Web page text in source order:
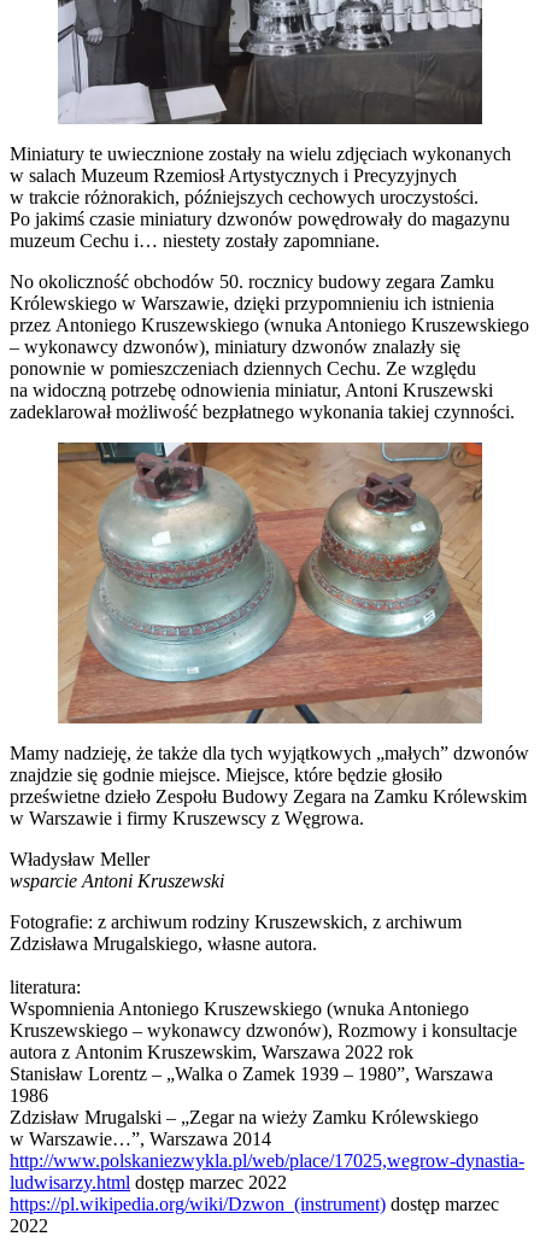
Miniatury te uwiecznione zostały na wielu zdjęciach wykonanych
w salach Muzeum Rzemiosł Artystycznych i Precyzyjnych
w trakcie różnorakich, późniejszych cechowych uroczystości.
Po jakimś czasie miniatury dzwonów powędrowały do magazynu
muzeum Cechu i… niestety zostały zapomniane.
No okoliczność obchodów 50. rocznicy budowy zegara Zamku
Królewskiego w Warszawie, dzięki przypomnieniu ich istnienia
przez Antoniego Kruszewskiego (wnuka Antoniego Kruszewskiego
– wykonawcy dzwonów), miniatury dzwonów znalazły się
ponownie w pomieszczeniach dziennych Cechu. Ze względu
na widoczną potrzebę odnowienia miniatur, Antoni Kruszewski
zadeklarował możliwość bezpłatnego wykonania takiej czynności.
Mamy nadzieję, że także dla tych wyjątkowych „małych” dzwonów
znajdzie się godnie miejsce. Miejsce, które będzie głosiło
prześwietne dzieło Zespołu Budowy Zegara na Zamku Królewskim
w Warszawie i firmy Kruszewscy z Węgrowa.
Władysław Meller
wsparcie Antoni Kruszewski
Fotografie: z archiwum rodziny Kruszewskich, z archiwum
Zdzisława Mrugalskiego, własne autora.
literatura:
Wspomnienia Antoniego Kruszewskiego (wnuka Antoniego
Kruszewskiego – wykonawcy dzwonów), Rozmowy i konsultacje
autora z Antonim Kruszewskim, Warszawa 2022 rok
Stanisław Lorentz – „Walka o Zamek 1939 – 1980”, Warszawa
1986
Zdzisław Mrugalski – „Zegar na wieży Zamku Królewskiego
w Warszawie…”, Warszawa 2014
http://www.polskaniezwykla.pl/web/place/17025,wegrow-dynastia-
ludwisarzy.html dostęp marzec 2022
https://pl.wikipedia.org/wiki/Dzwon_(instrument) dostęp marzec
2022